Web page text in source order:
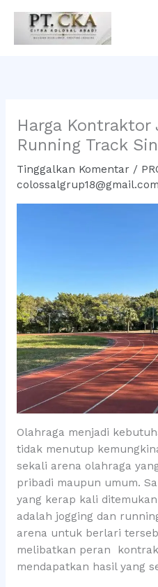
konten
Harga Kontraktor
Running Track
Tinggalkan Komentar /
colossalgrup18@gmail.com
Olahraga menjadi
tidak menutup
sekali arena olahraga
pribadi maupun umum.
yang kerap kali
adalah jogging dan
arena untuk berlari
melibatkan peran
mendapatkan hasil yang